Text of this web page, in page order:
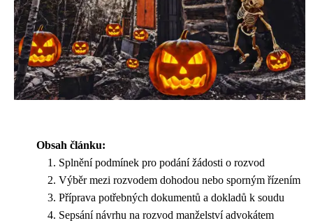
Obsah článku:
Splnění podmínek pro podání žádosti o rozvod
Výběr mezi rozvodem dohodou nebo sporným řízením
Příprava potřebných dokumentů a dokladů k soudu
Sepsání návrhu na rozvod manželství advokátem